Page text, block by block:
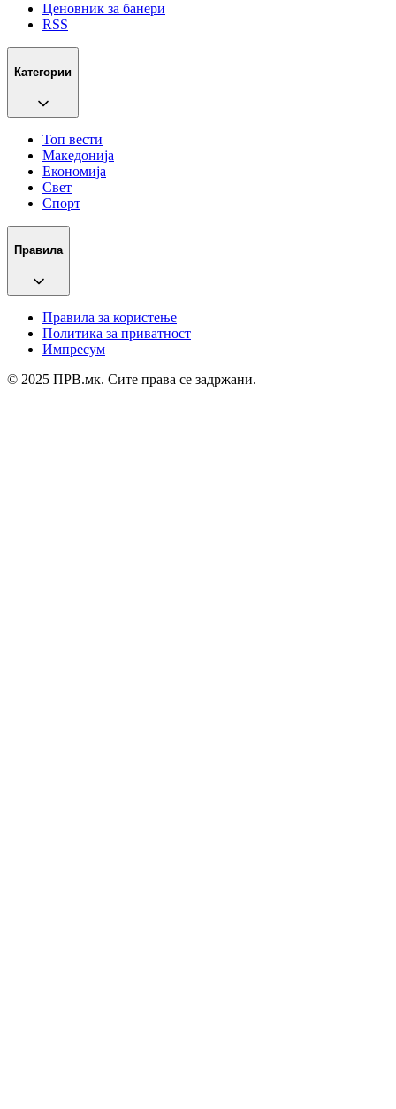
Ценовник за банери
RSS
Категории
Топ вести
Македонија
Економија
Свет
Спорт
Правила
Правила за користење
Политика за приватност
Импресум
© 2025 ПРВ.мк. Сите права се задржани.